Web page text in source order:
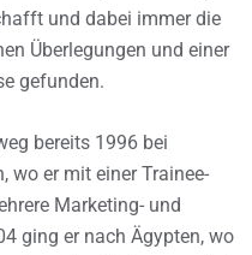
und dabei immer die
Überlegungen und einer
gefunden.
bereits 1996 bei
wo er mit einer Trainee-
Marketing- und
ging er nach Ägypten, wo